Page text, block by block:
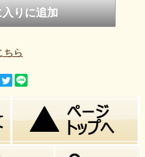
った時このアジの開き美味し
加減もグーお店のファンになっ
も送ろうと思っています。 心の
アジ
ちら